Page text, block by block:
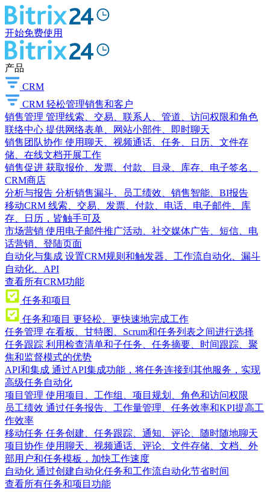
开始免费使用
产品
CRM
CRM 轻松管理销售和客户
销售管理 管理线索、交易、联系人、管道、访问权限和角色
联络中心 提供网络表单、网站小部件、即时聊天
销售团队协作 使用聊天、视频通话、任务、日历、文件存
储、在线文档开展工作
销售促进 获取报价、发票、付款、目录、库存、电子签名、
CRM商店
分析与报告 分析销售漏斗、员工绩效、销售智能、BI报告
移动CRM 线索、交易、发票、付款、电话、电子邮件、库
存、日历，皆触手可及
市场营销 使用电子邮件推广活动、社交媒体广告、短信、电
话营销、登陆页面
自动化与集成 设置CRM规则和触发器、工作流自动化、漏斗
自动化、API
查看所有CRM功能
任务和项目
任务和项目 更轻松、更快速地完成工作
任务管理 在看板、甘特图、Scrum和任务列表之间进行选择
任务跟踪 利用检查清单和子任务、任务摘要、时间跟踪、聚
焦和监督模式的优势
API和集成 通过API集成功能，将任务连接到其他服务，实现
高级任务自动化
项目管理 使用项目、工作组、项目规划、角色和访问权限
员工绩效 通过任务报告、工作量管理、任务效率和KPI提高工
作效率
移动任务 任务创建、任务跟踪、通知、评论、随时随地聊天
项目协作 使用聊天、视频通话、评论、文件存储、文档、外
部用户和任务模板，加快工作速度
自动化 通过创建自动化任务和工作流自动化节省时间
查看所有任务和项目功能